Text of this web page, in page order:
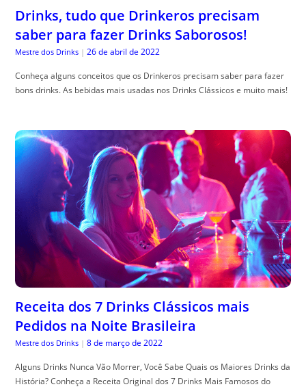
Drinks, tudo que Drinkeros precisam
saber para fazer Drinks Saborosos!
Mestre dos Drinks | 26 de abril de 2022
Conheça alguns conceitos que os Drinkeros precisam saber para fazer
bons drinks. As bebidas mais usadas nos Drinks Clássicos e muito mais!
Receita dos 7 Drinks Clássicos mais
Pedidos na Noite Brasileira
Mestre dos Drinks | 8 de março de 2022
Alguns Drinks Nunca Vão Morrer, Você Sabe Quais os Maiores Drinks da
História? Conheça a Receita Original dos 7 Drinks Mais Famosos do